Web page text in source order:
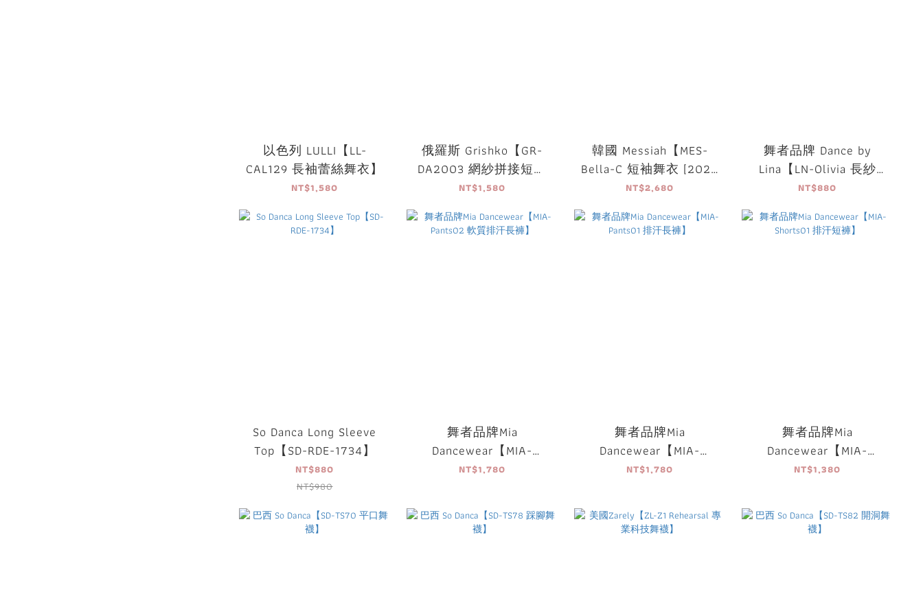
以色列 LULLI【LL-
CAL129 長袖蕾絲舞衣】
NT$1,580
俄羅斯 Grishko【GR-
DA2003 網紗拼接短袖
舞衣】可放胸墊
NT$1,580
韓國 Messiah【MES-
Bella-C 短袖舞衣 [2024
新款布料] 】可放胸墊
NT$2,680
舞者品牌 Dance by
Lina【LN-Olivia 長紗
裙】
NT$880
So Danca Long Sleeve
Top【SD-RDE-1734】
NT$880
NT$980
舞者品牌Mia
Dancewear【MIA-
Pants02 軟質排汗長
NT$1,780
舞者品牌Mia
Dancewear【MIA-
Pants01 排汗長褲】
NT$1,780
舞者品牌Mia
Dancewear【MIA-
Shorts01 排汗短褲】
NT$1,380